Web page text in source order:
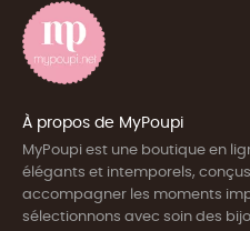
À propos de MyPoupi
MyPoupi est une boutique en
élégants et intemporels,
accompagner les moments
sélectionnons avec soin des